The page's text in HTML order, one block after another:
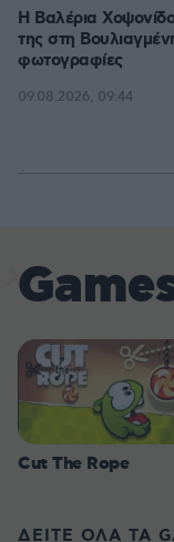
Η Βαλέρια
της στη
φωτογραφίες
09.08.2026, 09:44
Cut The Rope
ΔΕΙΤΕ ΟΛΑ ΤΑ